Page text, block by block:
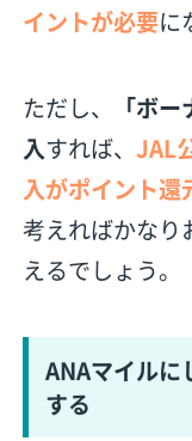
イントが必要に
ただし、
「ボ
入すれば、JAL
入がポイント還
考えればかなり
えるでしょう。
ANAマイルに
する